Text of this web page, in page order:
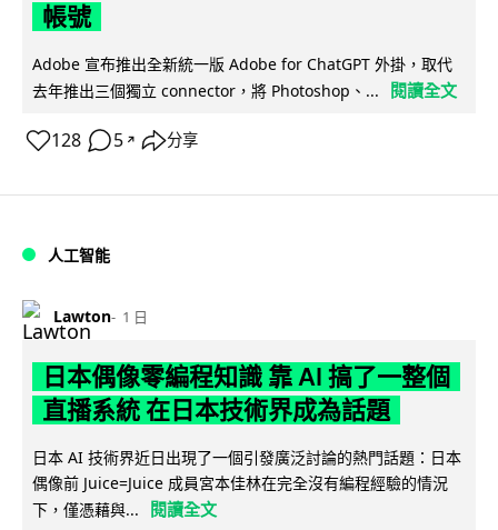
帳號
Adobe 宣布推出全新統一版 Adobe for ChatGPT 外掛，取代
去年推出三個獨立 connector，將 Photoshop、...
閱讀全文
128 5 ↗ 分享
人工智能
Lawton 1 日
日本偶像零編程知識 靠 AI 搞了一整個
直播系統 在日本技術界成為話題
日本 AI 技術界近日出現了一個引發廣泛討論的熱門話題：日本
偶像前 Juice=Juice 成員宮本佳林在完全沒有編程經驗的情況
下，僅憑藉與...
閱讀全文